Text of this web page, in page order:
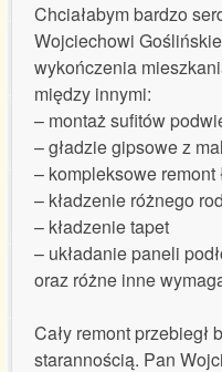
Chciałabym bardzo
Wojciechowi
wykończenia
między innymi:
– montaż sufitów
– gładzie gipsowe z
– kompleksowe remont
– kładzenie różnego
– kładzenie tapet
– układanie paneli
oraz różne inne
Cały remont przebiegł
starannością. Pan